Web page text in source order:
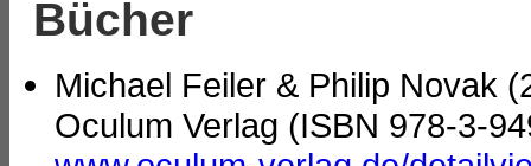
Bücher
Michael Feiler & Philip Novak
Oculum Verlag (ISBN 978-3-